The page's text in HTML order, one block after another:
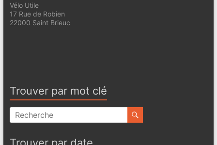
Vélo Utile
17 Rue de Robien
22000 Saint Brieuc
Trouver par mot clé
Trouver par date